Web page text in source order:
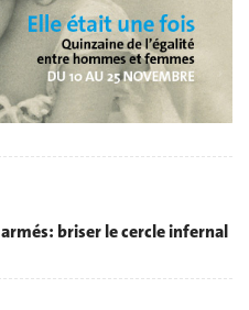
briser le cercle infernal